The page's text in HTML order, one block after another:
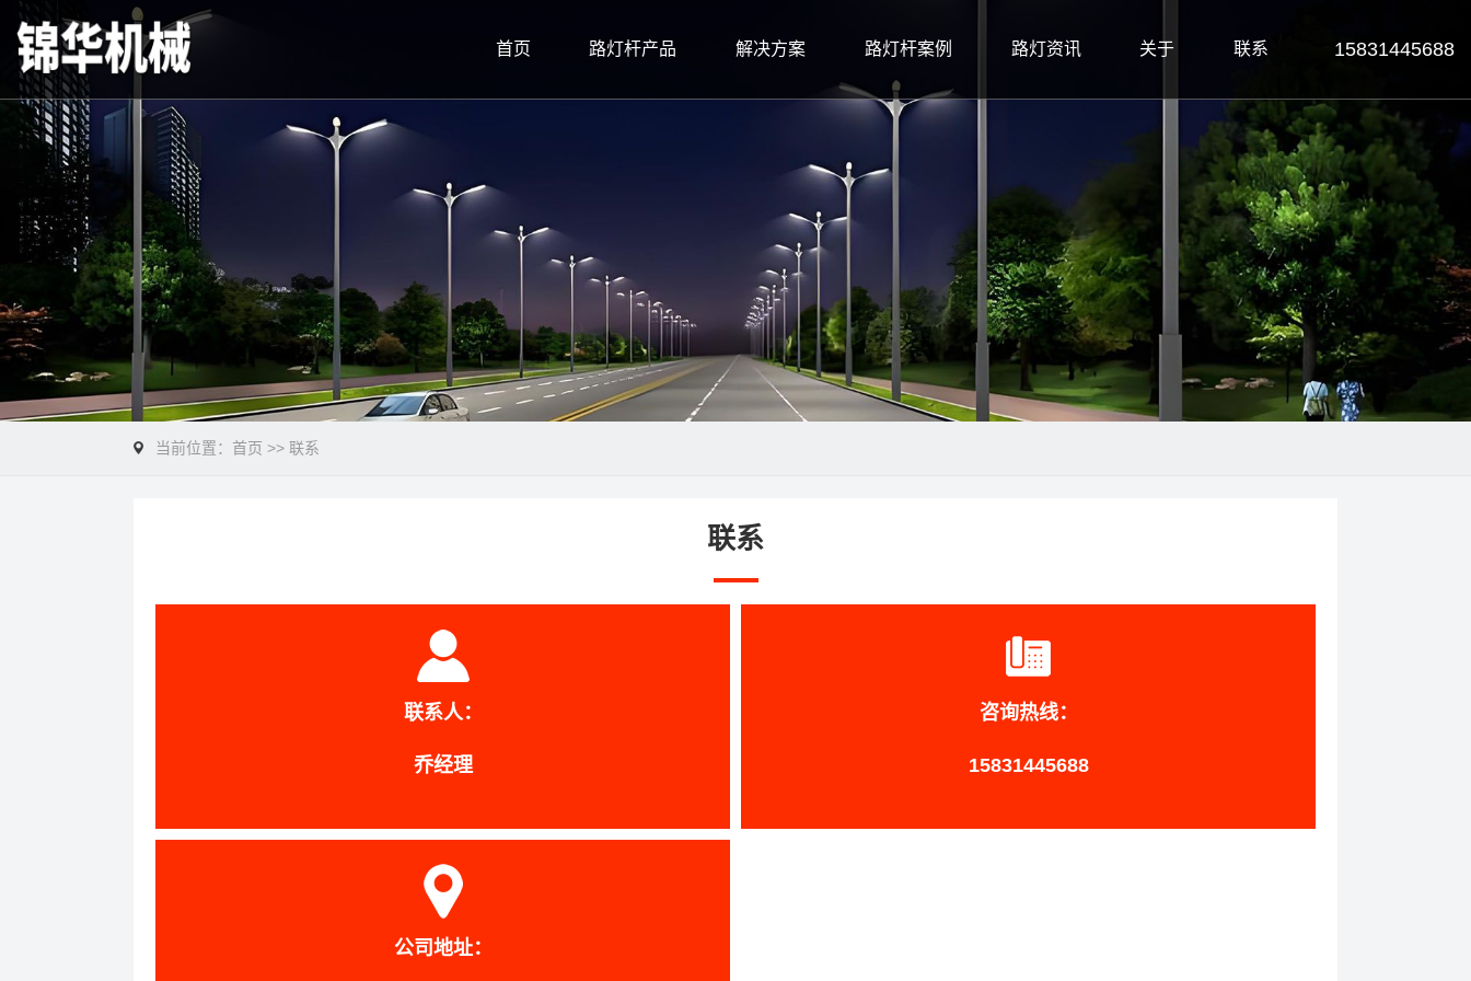
首页 路灯杆产品 解决方案 路灯杆案例 路灯资讯 关于 联系 15831445688
当前位置： 首页 >> 联系
联系
联系人：
乔经理
咨询热线：
15831445688
公司地址：